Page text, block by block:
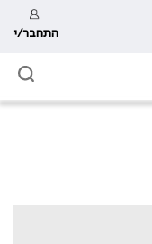
התחבר/י